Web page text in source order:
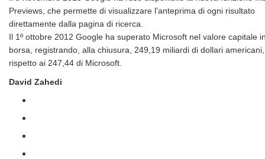
Previews, che permette di visualizzare l’anteprima di ogni risultato
direttamente dalla pagina di ricerca.
Il 1º ottobre 2012 Google ha superato Microsoft nel valore capitale
borsa, registrando, alla chiusura, 249,19 miliardi di dollari americani,
rispetto ai 247,44 di Microsoft.
David Zahedi